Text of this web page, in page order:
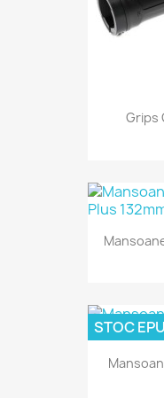
Grips
STOC